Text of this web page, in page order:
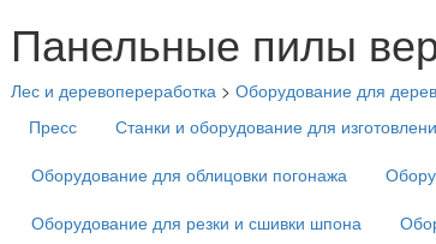
Панельные пилы
Лес и деревопереработка> Оборудование для
Пресс
Станки и оборудование для
Оборудование для облицовки погонажа
Оборудование для резки и сшивки шпона